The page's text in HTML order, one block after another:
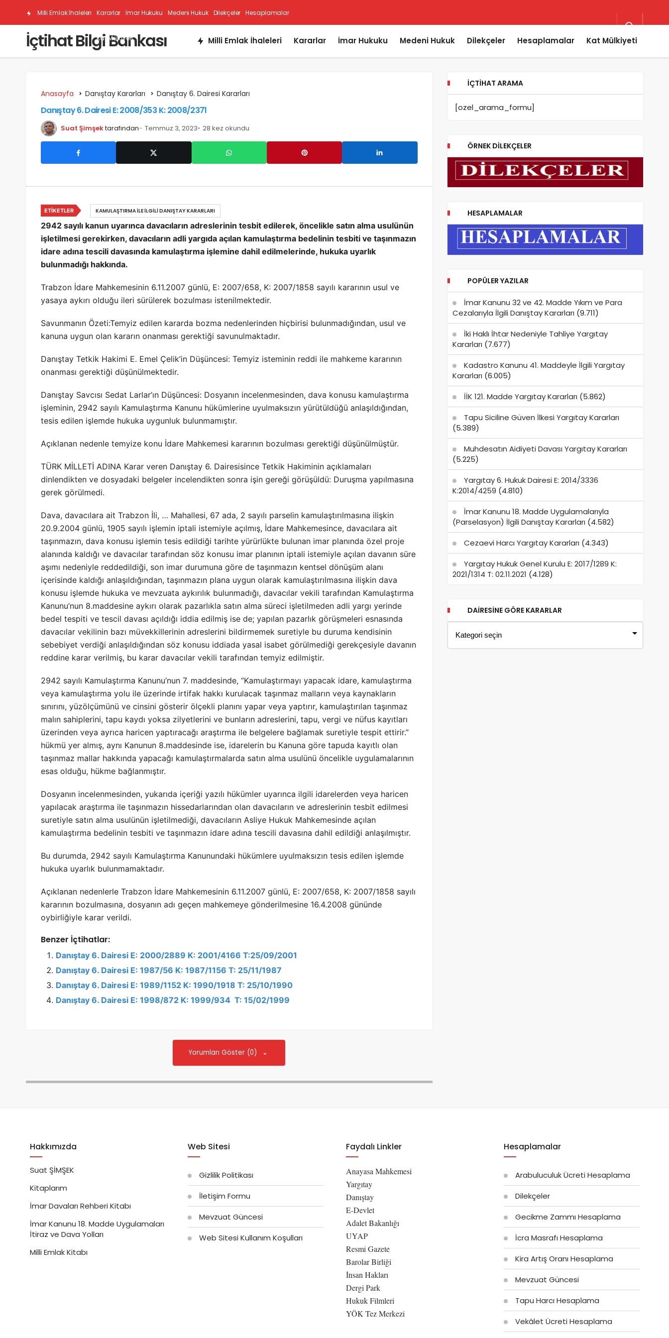
Milli Emlak İhaleleri Kararlar İmar Hukuku Medeni Hukuk Dilekçeler Hesaplamalar
Kat Mülkiyeti
İçtihat Bilgi Bankası Milli Emlak İhaleleri Kararlar İmar Hukuku Medeni Hukuk Dilekçeler Hesaplamalar Kat Mülkiyeti
Anasayfa Danıştay Kararları Danıştay 6. Dairesi Kararları
Danıştay 6. Dairesi E: 2008/353 K: 2008/2371
Suat Şimşektarafından Temmuz 3, 2023 28 kez okundu
2942 sayılı kanun uyarınca davacıların adreslerinin tesbit edilerek, öncelikle satın alma usulünün
işletilmesi gerekirken, davacıların adli yargıda açılan kamulaştırma bedelinin tesbiti ve taşınmazın
idare adına tescili davasında kamulaştırma işlemine dahil edilmelerinde, hukuka uyarlık
bulunmadığı hakkında.
Trabzon İdare Mahkemesinin 6.11.2007 günlü, E: 2007/658, K: 2007/1858 sayılı kararının usul ve
yasaya aykırı olduğu ileri sürülerek bozulması istenilmektedir.
Savunmanın Özeti:Temyiz edilen kararda bozma nedenlerinden hiçbirisi bulunmadığından, usul ve
kanuna uygun olan kararın onanması gerektiği savunulmaktadır.
Danıştay Tetkik Hakimi E. Emel Çelik’in Düşüncesi: Temyiz isteminin reddi ile mahkeme kararının
onanması gerektiği düşünülmektedir.
Danıştay Savcısı Sedat Larlar’ın Düşüncesi: Dosyanın incelenmesinden, dava konusu kamulaştırma
işleminin, 2942 sayılı Kamulaştırma Kanunu hükümlerine uyulmaksızın yürütüldüğü anlaşıldığından,
tesis edilen işlemde hukuka uygunluk bulunmamıştır.
Açıklanan nedenle temyize konu İdare Mahkemesi kararının bozulması gerektiği düşünülmüştür.
TÜRK MİLLETİ ADINA Karar veren Danıştay 6. Dairesisince Tetkik Hakiminin açıklamaları
dinlendikten ve dosyadaki belgeler incelendikten sonra işin gereği görüşüldü: Duruşma yapılmasına
gerek görülmedi.
Dava, davacılara ait Trabzon İli, … Mahallesi, 67 ada, 2 sayılı parselin kamulaştırılmasına ilişkin
20.9.2004 günlü, 1905 sayılı işlemin iptali istemiyle açılmış, İdare Mahkemesince, davacılara ait
taşınmazın, dava konusu işlemin tesis edildiği tarihte yürürlükte bulunan imar planında özel proje
alanında kaldığı ve davacılar tarafından söz konusu imar planının iptali istemiyle açılan davanın süre
aşımı nedeniyle reddedildiği, son imar durumuna göre de taşınmazın kentsel dönüşüm alanı
içerisinde kaldığı anlaşıldığından, taşınmazın plana uygun olarak kamulaştırılmasına ilişkin dava
konusu işlemde hukuka ve mevzuata aykırılık bulunmadığı, davacılar vekili tarafından Kamulaştırma
Kanunu’nun 8.maddesine aykırı olarak pazarlıkla satın alma süreci işletilmeden adli yargı yerinde
bedel tespiti ve tescil davası açıldığı iddia edilmiş ise de; yapılan pazarlık görüşmeleri esnasında
davacılar vekilinin bazı müvekkillerinin adreslerini bildirmemek suretiyle bu duruma kendisinin
sebebiyet verdiği anlaşıldığından söz konusu iddiada yasal isabet görülmediği gerekçesiyle davanın
reddine karar verilmiş, bu karar davacılar vekili tarafından temyiz edilmiştir.
2942 sayılı Kamulaştırma Kanunu’nun 7. maddesinde, “Kamulaştırmayı yapacak idare, kamulaştırma
veya kamulaştırma yolu ile üzerinde irtifak hakkı kurulacak taşınmaz malların veya kaynakların
sınırını, yüzölçümünü ve cinsini gösterir ölçekli planını yapar veya yaptırır, kamulaştırılan taşınmaz
malın sahiplerini, tapu kaydı yoksa zilyetlerini ve bunların adreslerini, tapu, vergi ve nüfus kayıtları
üzerinden veya ayrıca haricen yaptıracağı araştırma ile belgelere bağlamak suretiyle tespit ettirir.”
hükmü yer almış, aynı Kanunun 8.maddesinde ise, idarelerin bu Kanuna göre tapuda kayıtlı olan
taşınmaz mallar hakkında yapacağı kamulaştırmalarda satın alma usulünü öncelikle uygulamalarının
esas olduğu, hükme bağlanmıştır.
Dosyanın incelenmesinden, yukarıda içeriği yazılı hükümler uyarınca ilgili idarelerden veya haricen
yapılacak araştırma ile taşınmazın hissedarlarından olan davacıların ve adreslerinin tesbit edilmesi
suretiyle satın alma usulünün işletilmediği, davacıların Asliye Hukuk Mahkemesinde açılan
kamulaştırma bedelinin tesbiti ve taşınmazın idare adına tescili davasına dahil edildiği anlaşılmıştır.
Bu durumda, 2942 sayılı Kamulaştırma Kanunundaki hükümlere uyulmaksızın tesis edilen işlemde
hukuka uyarlık bulunmamaktadır.
Açıklanan nedenlerle Trabzon İdare Mahkemesinin 6.11.2007 günlü, E: 2007/658, K: 2007/1858 sayılı
kararının bozulmasına, dosyanın adı geçen mahkemeye gönderilmesine 16.4.2008 gününde
oybirliğiyle karar verildi.
Benzer İçtihatlar:
Danıştay 6. Dairesi E: 2000/2889 K: 2001/4166 T:25/09/2001
Danıştay 6. Dairesi E: 1987/56 K: 1987/1156 T: 25/11/1987
Danıştay 6. Dairesi E: 1989/1152 K: 1990/1918 T: 25/10/1990
Danıştay 6. Dairesi E: 1998/872 K: 1999/934 T: 15/02/1999
ETIKETLER KAMULAŞTIRMA İLE İLGILI DANIŞTAY KARARLARI
Yorumları Göster (0)
İÇTIHAT ARAMA
[ozel_arama_formu]
ÖRNEK DILEKÇELER
HESAPLAMALAR
POPÜLER YAZILAR
İmar Kanunu 32 ve 42. Madde Yıkım ve Para
Cezalarıyla İlgili Danıştay Kararları (9.711)
İki Haklı İhtar Nedeniyle Tahliye Yargıtay
Kararları (7.677)
Kadastro Kanunu 41. Maddeyle İlgili Yargıtay
Kararları (6.005)
İİK 121. Madde Yargıtay Kararları (5.862)
Tapu Siciline Güven İlkesi Yargıtay Kararları
(5.389)
Muhdesatın Aidiyeti Davası Yargıtay Kararları
(5.225)
Yargıtay 6. Hukuk Dairesi E: 2014/3336
K:2014/4259 (4.810)
İmar Kanunu 18. Madde Uygulamalarıyla
(Parselasyon) İlgili Danıştay Kararları (4.582)
Cezaevi Harcı Yargıtay Kararları (4.343)
Yargıtay Hukuk Genel Kurulu E: 2017/1289 K:
2021/1314 T: 02.11.2021 (4.128)
DAIRESINE GÖRE KARARLAR
Hakkımızda
Suat ŞİMŞEK
Kitaplarım
İmar Davaları Rehberi Kitabı
İmar Kanunu 18. Madde Uygulamaları
İtiraz ve Dava Yolları
Milli Emlak Kitabı
Web Sitesi
Gizlilik Politikası
İletişim Formu
Mevzuat Güncesi
Web Sitesi Kullanım Koşulları
Faydalı Linkler
Anayasa Mahkemesi
Yargıtay
Danıştay
E-Devlet
Adalet Bakanlığı
UYAP
Resmi Gazete
Barolar Birliği
İnsan Hakları
Dergi Park
Hukuk Filmleri
YÖK Tez Merkezi
Hesaplamalar
Arabuluculuk Ücreti Hesaplama
Dilekçeler
Gecikme Zammı Hesaplama
İcra Masrafı Hesaplama
Kira Artış Oranı Hesaplama
Mevzuat Güncesi
Tapu Harcı Hesaplama
Vekâlet Ücreti Hesaplama